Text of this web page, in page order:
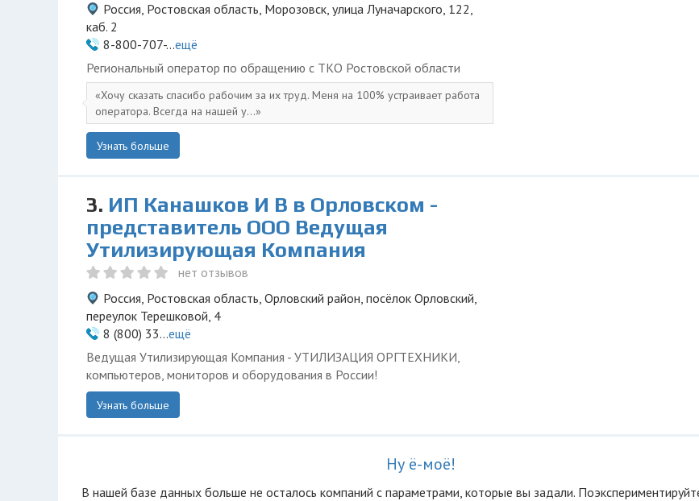
Россия, Ростовская область, Морозовск, улица Луначарского, 122,
каб. 2
8-800-707-...ещё
Региональный оператор по обращению с ТКО Ростовской области
Хочу сказать спасибо рабочим за их труд. Меня на 100% устраивает работа
оператора. Всегда на нашей у...
Узнать больше
3. ИП Канашков И В в Орловском -
представитель ООО Ведущая
Утилизирующая Компания
нет отзывов
Россия, Ростовская область, Орловский район, посёлок Орловский,
переулок Терешковой, 4
8 (800) 33...ещё
Ведущая Утилизирующая Компания - УТИЛИЗАЦИЯ ОРГТЕХНИКИ,
компьютеров, мониторов и оборудования в России!
Узнать больше
Ну ё-моё!
В нашей базе данных больше не осталоcь компаний с параметрами, которые вы задали.